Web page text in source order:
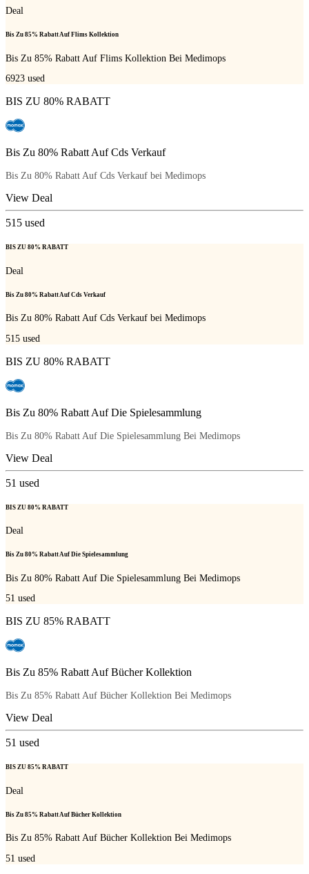
Deal
Bis Zu 85% Rabatt Auf Flims Kollektion
Bis Zu 85% Rabatt Auf Flims Kollektion Bei Medimops
6923 used
BIS ZU 80% RABATT
Bis Zu 80% Rabatt Auf Cds Verkauf
Bis Zu 80% Rabatt Auf Cds Verkauf bei Medimops
View Deal
515 used
BIS ZU 80% RABATT
Deal
Bis Zu 80% Rabatt Auf Cds Verkauf
Bis Zu 80% Rabatt Auf Cds Verkauf bei Medimops
515 used
BIS ZU 80% RABATT
Bis Zu 80% Rabatt Auf Die Spielesammlung
Bis Zu 80% Rabatt Auf Die Spielesammlung Bei Medimops
View Deal
51 used
BIS ZU 80% RABATT
Deal
Bis Zu 80% Rabatt Auf Die Spielesammlung
Bis Zu 80% Rabatt Auf Die Spielesammlung Bei Medimops
51 used
BIS ZU 85% RABATT
Bis Zu 85% Rabatt Auf Bücher Kollektion
Bis Zu 85% Rabatt Auf Bücher Kollektion Bei Medimops
View Deal
51 used
BIS ZU 85% RABATT
Deal
Bis Zu 85% Rabatt Auf Bücher Kollektion
Bis Zu 85% Rabatt Auf Bücher Kollektion Bei Medimops
51 used